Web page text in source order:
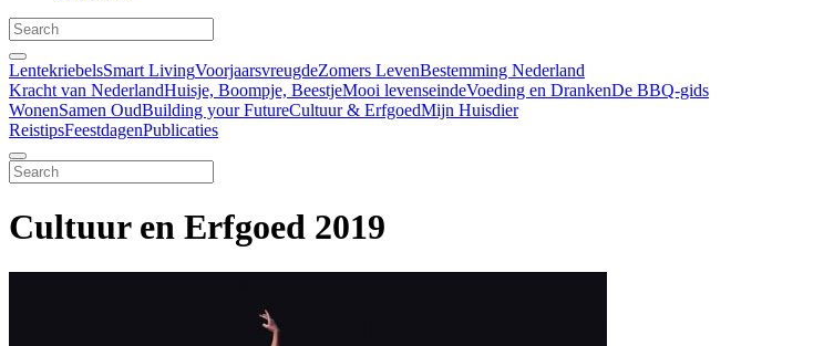
LentekriebelsSmart LivingVoorjaarsvreugdeZomers LevenBestemming Nederland
Kracht van NederlandHuisje, Boompje, BeestjeMooi levenseindeVoeding en DrankenDe BBQ-gids
WonenSamen OudBuilding your FutureCultuur & ErfgoedMijn Huisdier
ReistipsFeestdagenPublicaties
Cultuur en Erfgoed 2019